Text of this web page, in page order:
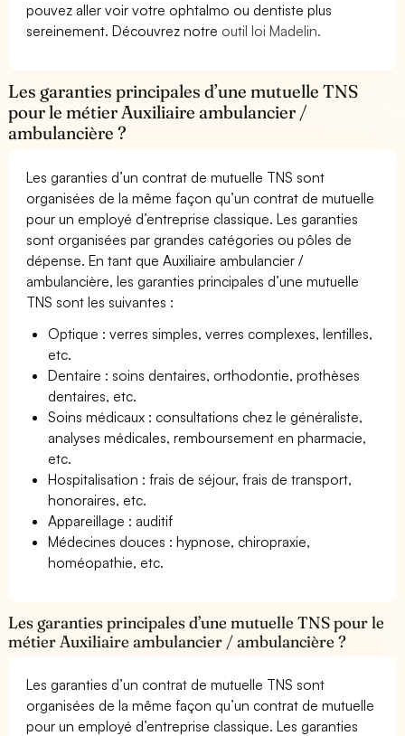
pouvez aller voir votre ophtalmo ou dentiste plus
sereinement. Découvrez notre outil loi Madelin.
Les garanties principales d’une mutuelle TNS
pour le métier Auxiliaire ambulancier /
ambulancière ?
Les garanties d’un contrat de mutuelle TNS sont
organisées de la même façon qu’un contrat de mutuelle
pour un employé d’entreprise classique. Les garanties
sont organisées par grandes catégories ou pôles de
dépense. En tant que Auxiliaire ambulancier /
ambulancière, les garanties principales d’une mutuelle
TNS sont les suivantes :
Optique : verres simples, verres complexes, lentilles,
etc.
Dentaire : soins dentaires, orthodontie, prothèses
dentaires, etc.
Soins médicaux : consultations chez le généraliste,
analyses médicales, remboursement en pharmacie,
etc.
Hospitalisation : frais de séjour, frais de transport,
honoraires, etc.
Appareillage : auditif
Médecines douces : hypnose, chiropraxie,
homéopathie, etc.
Les garanties principales d’une mutuelle TNS pour le
métier Auxiliaire ambulancier / ambulancière ?
Les garanties d’un contrat de mutuelle TNS sont
organisées de la même façon qu’un contrat de mutuelle
pour un employé d’entreprise classique. Les garanties